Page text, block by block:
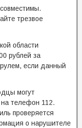
трезвое
области
рублей за
если данный
могут
телефон 112.
проверяется
о нарушителе